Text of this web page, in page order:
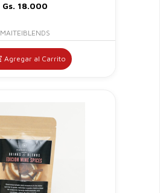
Gs. 18.000
MAITEIBLENDS
Agregar al Carrito